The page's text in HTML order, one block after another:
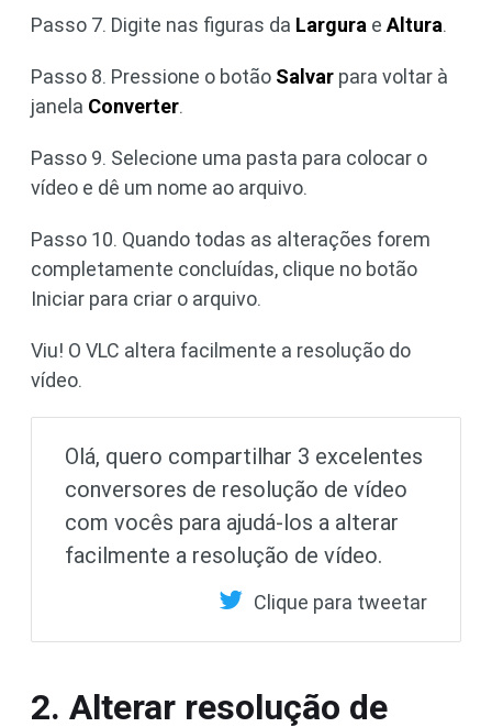
Passo 7. Digite nas figuras da Largura e Altura.
Passo 8. Pressione o botão Salvar para voltar à
janela Converter.
Passo 9. Selecione uma pasta para colocar o
vídeo e dê um nome ao arquivo.
Passo 10. Quando todas as alterações forem
completamente concluídas, clique no botão
Iniciar para criar o arquivo.
Viu! O VLC altera facilmente a resolução do
vídeo.
Olá, quero compartilhar 3 excelentes
conversores de resolução de vídeo
com vocês para ajudá-los a alterar
facilmente a resolução de vídeo.
Clique para tweetar
2. Alterar resolução de